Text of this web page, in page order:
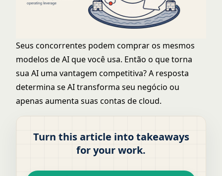
Seus concorrentes podem comprar os mesmos
modelos de AI que você usa. Então o que torna
sua AI uma vantagem competitiva? A resposta
determina se AI transforma seu negócio ou
apenas aumenta suas contas de cloud.
Turn this article into takeaways
for your work.